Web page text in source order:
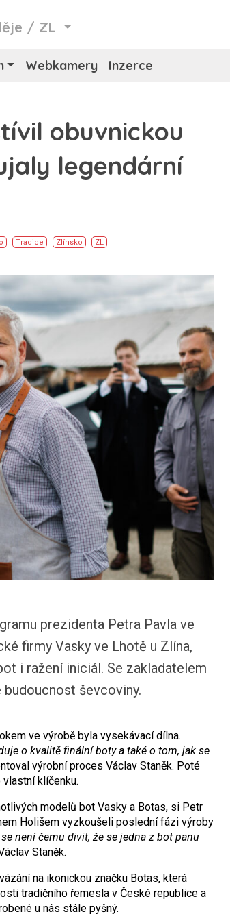
/ ZL
Webkamery Inzerce
obuvnickou
legendární
Tradice Zlínsko ZL
prezidenta Petra Pavla ve
firmy Vasky ve Lhotě u Zlína,
i ražení iniciál. Se zakladatelem
ševcoviny.
ve výrobě byla vysekávací dílna.
o kvalitě finální boty a také o tom, jak se
výrobní proces Václav Staněk. Poté
klíčenku.
modelů bot Vasky a Botas, si Petr
Holišem vyzkoušeli poslední fázi výroby
se není čemu divit, že se jedna z bot panu
Staněk.
na ikonickou značku Botas, která
tradičního řemesla v České republice a
u nás stále pyšný.